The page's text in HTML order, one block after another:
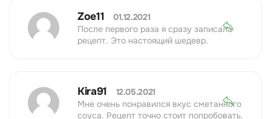
Zoe11
01.12.2021
После первого раза я сразу записала
рецепт. Это настоящий шедевр.
Kira91
12.05.2021
Мне очень понравился вкус сметанного
соуса. Рецепт точно стоит попробовать.